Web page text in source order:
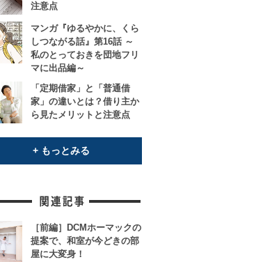
注意点
マンガ『ゆるやかに、くら
しつながる話』第16話 ～
私のとっておきを団地フリ
マに出品編～
「定期借家」と「普通借
家」の違いとは？借り主か
ら見たメリットと注意点
+ もっとみる
［前編］DCMホーマックの
提案で、和室が今どきの部
屋に大変身！